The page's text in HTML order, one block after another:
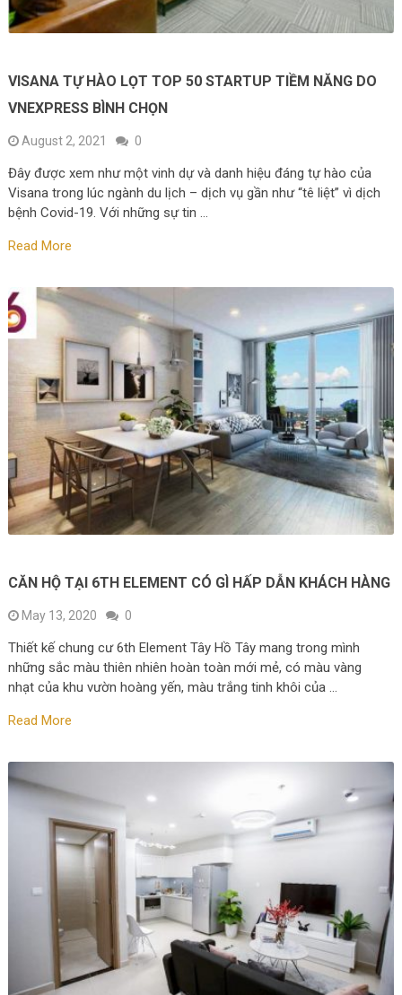
VISANA TỰ HÀO LỌT TOP 50 STARTUP TIỀM NĂNG DO
VNEXPRESS BÌNH CHỌN
August 2, 2021 0
Đây được xem như một vinh dự và danh hiệu đáng tự hào của
Visana trong lúc ngành du lịch – dịch vụ gần như “tê liệt” vì dịch
bệnh Covid-19. Với những sự tin …
Read More
CĂN HỘ TẠI 6TH ELEMENT CÓ GÌ HẤP DẪN KHÁCH HÀNG
May 13, 2020 0
Thiết kế chung cư 6th Element Tây Hồ Tây mang trong mình
những sắc màu thiên nhiên hoàn toàn mới mẻ, có màu vàng
nhạt của khu vườn hoàng yến, màu trắng tinh khôi của …
Read More